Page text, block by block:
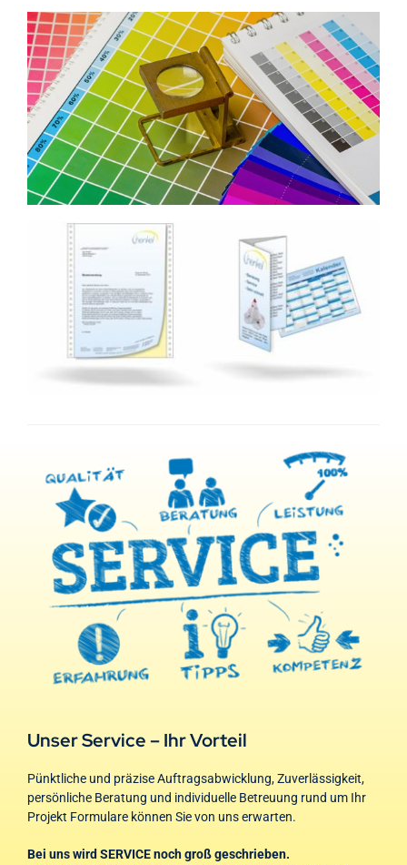
Unser Service – Ihr Vorteil
Pünktliche und präzise Auftragsabwicklung, Zuverlässigkeit,
persönliche Beratung und individuelle Betreuung rund um Ihr
Projekt Formulare können Sie von uns erwarten.
Bei uns wird SERVICE noch groß geschrieben.